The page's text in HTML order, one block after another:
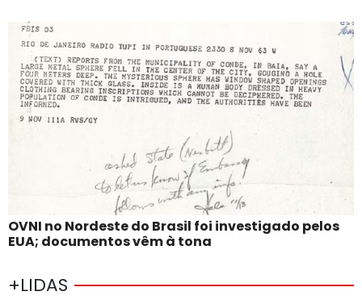
OVNI no Nordeste do Brasil foi investigado pelos
EUA; documentos vêm à tona
+LIDAS